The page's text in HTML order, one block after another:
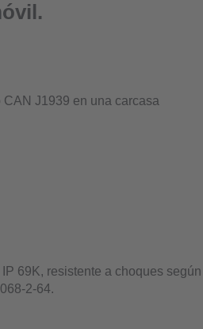
J1939 en una carcasa
69K, resistente a choques según
2-64.